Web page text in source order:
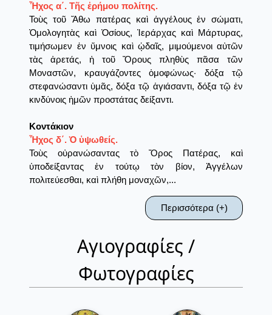
Ἦχος α΄. Τῆς ἐρήμου πολίτης.
Τοὺς τοῦ Ἄθω πατέρας καὶ ἀγγέλους ἐν σώματι,
Ὁμολογητὰς καὶ Ὁσίους, Ἱεράρχας καὶ Μάρτυρας,
τιμήσωμεν ἐν ὕμνοις καὶ ᾡδαῖς, μιμούμενοι αὐτῶν
τὰς ἀρετάς, ἡ τοῦ Ὄρους πληθὺς πᾶσα τῶν
Μοναστῶν, κραυγάζοντες ὁμοφώνως· δόξα τῷ
στεφανώσαντι ὑμᾶς, δόξα τῷ ἁγιάσαντι, δόξα τῷ ἐν
κινδύνοις ἡμῶν προστάτας δείξαντι.
Κοντάκιον
Ἦχος δ΄. Ὁ ὑψωθείς.
Τοὺς οὐρανώσαντας τὸ Ὄρος Πατέρας, καὶ
ὑποδείξαντας ἐν τούτῳ τὸν βίον, Ἀγγέλων
πολιτεύεσθαι, καὶ πλήθη μοναχῶν,...
Περισσότερα (+)
Αγιογραφίες /
Φωτογραφίες